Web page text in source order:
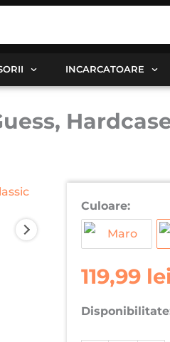
INCARCATOARE
Culoare:
119,99 lei
Husa
pentru
Guess,